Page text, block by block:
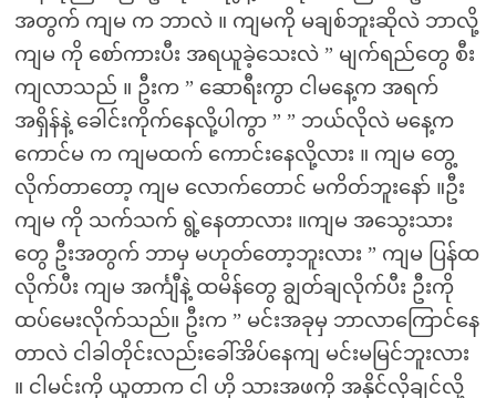
အတွက် ကျမ က ဘာလဲ ။ ကျမကို မချစ်ဘူးဆိုလဲ ဘာလို့
ကျမ ကို စော်ကားပီး အရယူခဲ့သေးလဲ ” မျက်ရည်တွေ စီး
ကျလာသည် ။ ဦးက ” ဆောရီးကွာ ငါမနေ့က အရက်
အရှိန်နဲ့ ခေါင်းကိုက်နေလို့ပါကွာ ” ” ဘယ်လိုလဲ မနေ့က
ကောင်မ က ကျမထက် ကောင်းနေလို့လား ။ ကျမ တွေ့
လိုက်တာတော့ ကျမ လောက်တောင် မကိတ်ဘူးနော် ။ဦး
ကျမ ကို သက်သက် ရွဲ့နေတာလား ။ကျမ အသွေးသား
တွေ ဦးအတွက် ဘာမှ မဟုတ်တော့ဘူးလား ” ကျမ ပြန်ထ
လိုက်ပီး ကျမ အင်္ကျီနဲ့ ထမိန်တွေ ချွတ်ချလိုက်ပီး ဦးကို
ထပ်မေးလိုက်သည်။ ဦးက ” မင်းအခုမှ ဘာလာကြောင်နေ
တာလဲ ငါခါတိုင်းလည်းခေါ်အိပ်နေကျ မင်းမမြင်ဘူးလား
။ ငါမင်းကို ယူတာက ငါ ဟို သားအဖကို အနိုင်လိုချင်လို့